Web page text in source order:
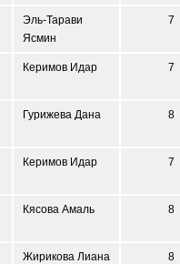
Эль-Тарави
Ясмин
7
Керимов Идар 7
Гурижева Дана 8
Керимов Идар 7
Кясова Амаль 8
Жирикова Лиана 8